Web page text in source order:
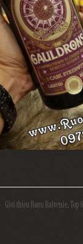
Giới thiệu Rượu Balvenie, Top